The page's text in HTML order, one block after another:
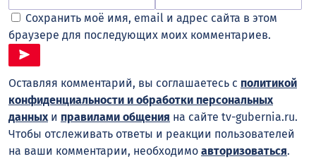
Сохранить моё имя, email и адрес сайта в этом
браузере для последующих моих комментариев.
Оставляя комментарий, вы соглашаетесь с политикой
конфиденциальности и обработки персональных
данныхи правилами общения на сайте tv-gubernia.ru.
Чтобы отслеживать ответы и реакции пользователей
на ваши комментарии, необходимо авторизоваться.